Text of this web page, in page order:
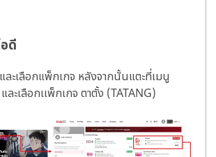
ดี
ละเลือกแพ็กเกจ หลังจากนั้นแตะที่เมนู
ะเลือกเเพ็กเกจ ตาตั้ง (TATANG)